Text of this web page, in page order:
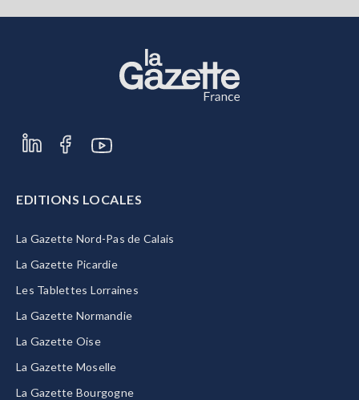
EDITIONS LOCALES
La Gazette Nord-Pas de Calais
La Gazette Picardie
Les Tablettes Lorraines
La Gazette Normandie
La Gazette Oise
La Gazette Moselle
La Gazette Bourgogne